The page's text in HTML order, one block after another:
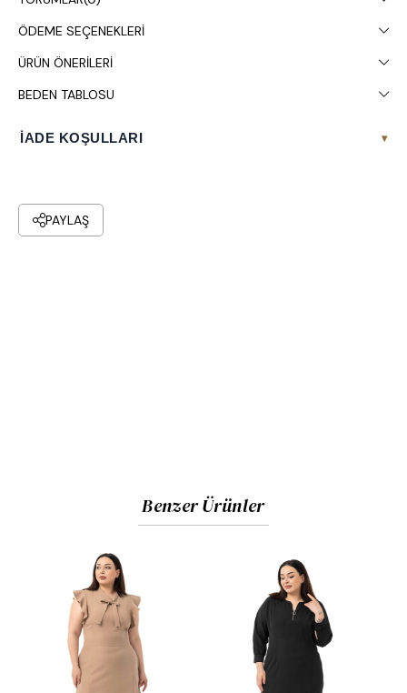
ÖDEME SEÇENEKLERI
ÜRÜN ÖNERILERI
BEDEN TABLOSU
İADE KOŞULLARI ▾
PAYLAŞ
Benzer Ürünler